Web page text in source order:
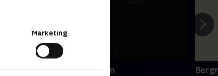
Marketing
- den olympiske drøm